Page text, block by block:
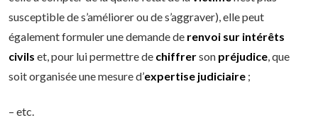
susceptible de s’améliorer ou de s’aggraver), elle peut
également formuler une demande de renvoi sur intérêts
civils et, pour lui permettre de chiffrerson préjudice, que
soit organisée une mesure d’expertise judiciaire ;
– etc.